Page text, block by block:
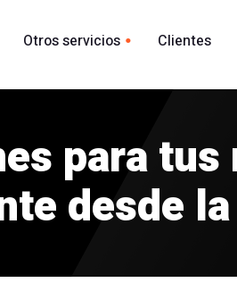
Otros servicios
Conversacional AI
Clientes
para tus
desde